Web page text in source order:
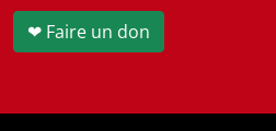
❤ Faire un don